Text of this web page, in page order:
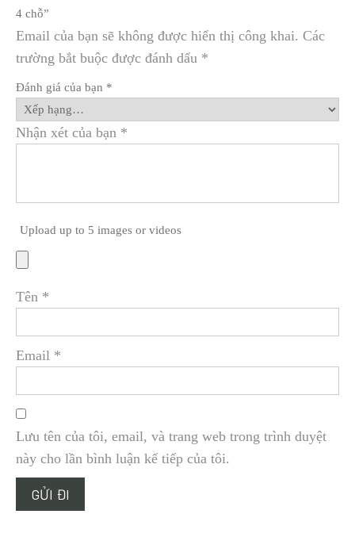
4 chỗ”
Email của bạn sẽ không được hiển thị công khai. Các
trường bắt buộc được đánh dấu *
Đánh giá của bạn *
Nhận xét của bạn *
Upload up to 5 images or videos
Tên *
Email *
Lưu tên của tôi, email, và trang web trong trình duyệt
này cho lần bình luận kế tiếp của tôi.